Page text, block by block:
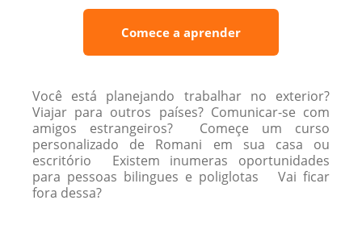
Comece a aprender
Você está planejando trabalhar no exterior?
Viajar para outros países? Comunicar-se com
amigos estrangeiros? Começe um curso
personalizado de Romani em sua casa ou
escritório Existem inumeras oportunidades
para pessoas bilingues e poliglotas Vai ficar
fora dessa?